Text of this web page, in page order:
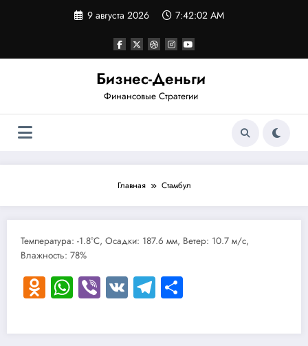
9 августа 2026 7:42:02 AM
Бизнес-Деньги
Финансовые Стратегии
Главная Стамбул
Температура: -1.8°C, Осадки: 187.6 мм, Ветер: 10.7 м/с,
Влажность: 78%
Odnoklassniki
WhatsApp
Viber
VKTelegram